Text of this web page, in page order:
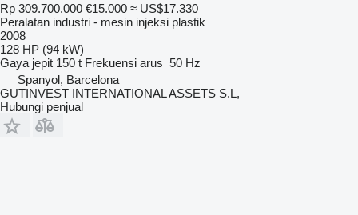
Rp 309.700.000 €15.000 ≈ US$17.330
Peralatan industri - mesin injeksi plastik
2008
128 HP (94 kW)
Gaya jepit 150 t Frekuensi arus 50 Hz
Spanyol, Barcelona
GUTINVEST INTERNATIONAL ASSETS S.L,
Hubungi penjual